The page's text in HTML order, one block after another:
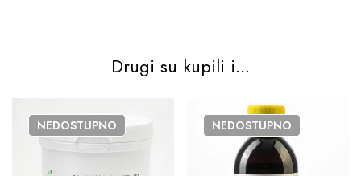
Drugi su kupili i...
NEDOSTUPNO NEDOSTUPNO